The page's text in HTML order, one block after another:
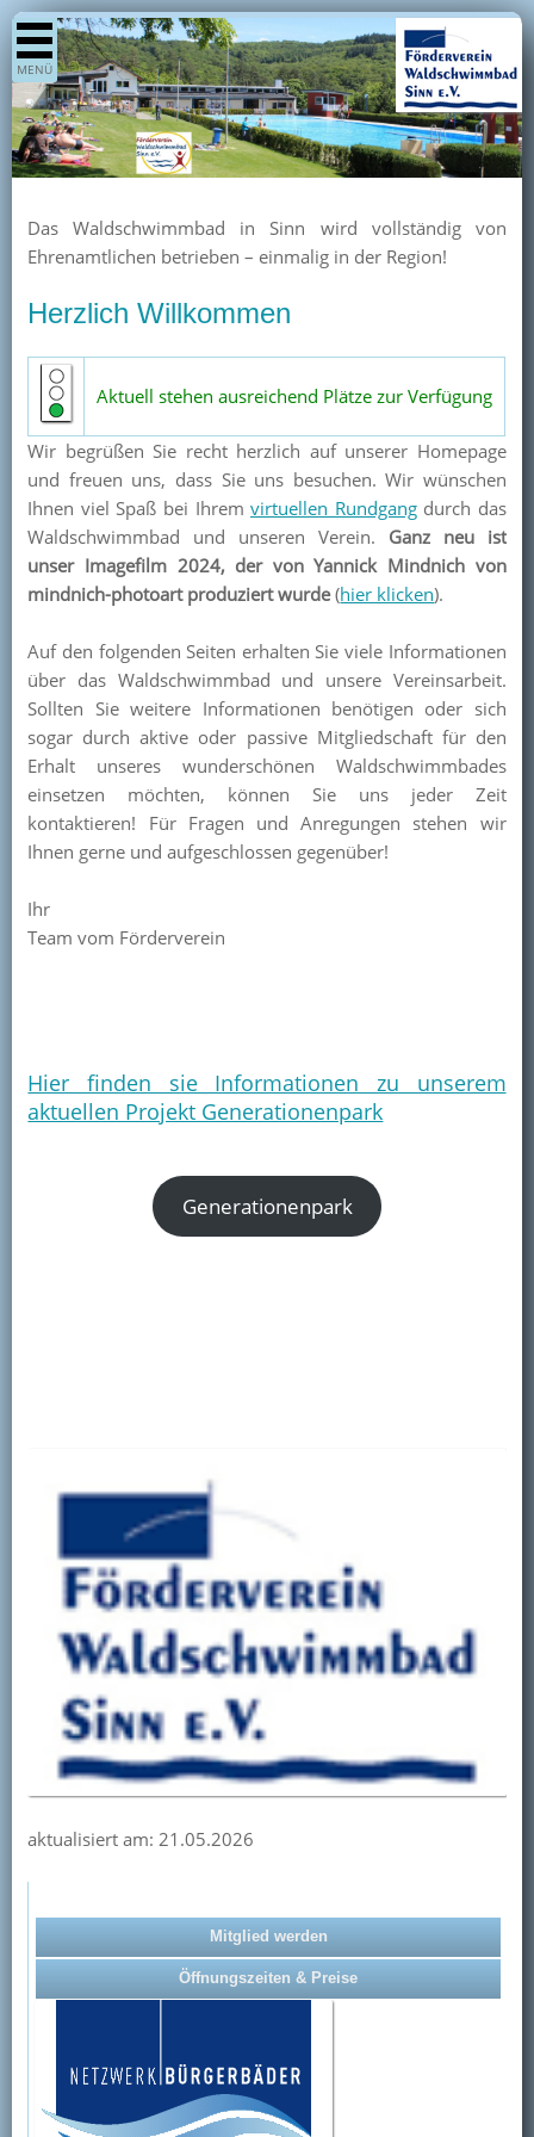
MENÜ
Shop
Aktuelles
Generationenpark
Termine
Kurse
Kioskangebote
Unterstützer
Über uns
Team
Pressearchiv
Kontakt
Mitglied werden
Das Waldschwimmbad in Sinn wird vollständig von
Ehrenamtlichen betrieben – einmalig in der Region!
Herzlich Willkommen
Aktuell stehen ausreichend Plätze zur Verfügung
Wir begrüßen Sie recht herzlich auf unserer Homepage
und freuen uns, dass Sie uns besuchen. Wir wünschen
Ihnen viel Spaß bei Ihremvirtuellen Rundgangdurch das
Waldschwimmbad und unseren Verein. Ganz neu ist
unser Imagefilm 2024, der von Yannick Mindnich von
mindnich-photoart produziert wurde(hier klicken).
Auf den folgenden Seiten erhalten Sie viele Informationen
über das Waldschwimmbad und unsere Vereinsarbeit.
Sollten Sie weitere Informationen benötigen oder sich
sogar durch aktive oder passive Mitgliedschaft für den
Erhalt unseres wunderschönen Waldschwimmbades
einsetzen möchten, können Sie uns jeder Zeit
kontaktieren! Für Fragen und Anregungen stehen wir
Ihnen gerne und aufgeschlossen gegenüber!
Ihr
Team vom Förderverein
Hier finden sie Informationen zu unserem
aktuellen Projekt Generationenpark
Generationenpark
aktualisiert am: 21.05.2026
Mitglied werden
Öffnungszeiten & Preise